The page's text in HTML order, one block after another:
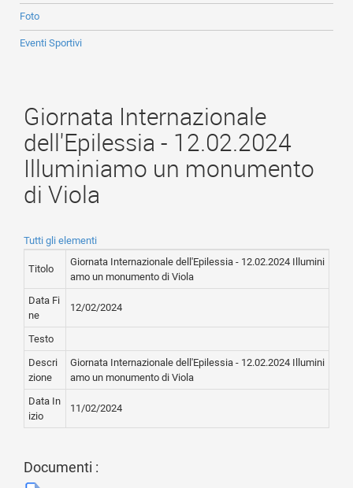
Centro Congressi via Monti Rossi
Foto
Eventi Sportivi
Giornata Internazionale
dell'Epilessia - 12.02.2024
Illuminiamo un monumento
di Viola
Tutti gli elementi
Titolo
Giornata Internazionale dell'Epilessia - 12.02.2024 Illumini
amo un monumento di Viola
Data Fi
ne
12/02/2024
Testo
Descri
zione
Giornata Internazionale dell'Epilessia - 12.02.2024 Illumini
amo un monumento di Viola
Data In
izio
11/02/2024
Documenti :